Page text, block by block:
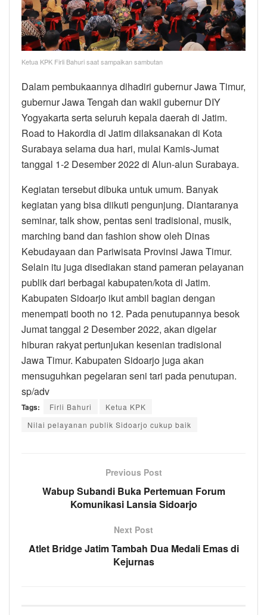
Ketua KPK Firli Bahuri saat sampaikan sambutan
Dalam pembukaannya dihadiri gubernur Jawa Timur,
gubernur Jawa Tengah dan wakil gubernur DIY
Yogyakarta serta seluruh kepala daerah di Jatim.
Road to Hakordia di Jatim dilaksanakan di Kota
Surabaya selama dua hari, mulai Kamis-Jumat
tanggal 1-2 Desember 2022 di Alun-alun Surabaya.
Kegiatan tersebut dibuka untuk umum. Banyak
kegiatan yang bisa diikuti pengunjung. Diantaranya
seminar, talk show, pentas seni tradisional, musik,
marching band dan fashion show oleh Dinas
Kebudayaan dan Pariwisata Provinsi Jawa Timur.
Selain itu juga disediakan stand pameran pelayanan
publik dari berbagai kabupaten/kota di Jatim.
Kabupaten Sidoarjo ikut ambil bagian dengan
menempati booth no 12. Pada penutupannya besok
Jumat tanggal 2 Desember 2022, akan digelar
hiburan rakyat pertunjukan kesenian tradisional
Jawa Timur. Kabupaten Sidoarjo juga akan
mensuguhkan pegelaran seni tari pada penutupan.
sp/adv
Tags: Firli Bahuri
Ketua KPK
Nilai pelayanan publik Sidoarjo cukup baik
Previous Post
Wabup Subandi Buka Pertemuan Forum
Komunikasi Lansia Sidoarjo
Next Post
Atlet Bridge Jatim Tambah Dua Medali Emas di
Kejurnas